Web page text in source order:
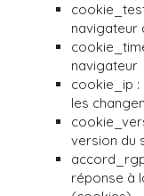
navigateur
navigateur
cookie_ip
les
version du
réponse à